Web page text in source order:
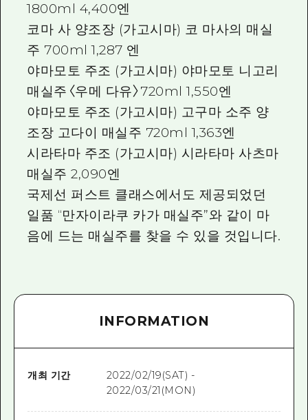
1800ml 4,400엔
코마 사 양조장 (가고시마) 코 마사의 매실
주 700ml 1,287 엔
야마모토 주조 (가고시마) 야마모토 니고리
매실주〈우메 다유〉720ml 1,550엔
야마모토 주조 (가고시마) 고구마 소주 양
조장 고다이 매실주 720ml 1,363엔
시라타마 주조 (가고시마) 시라타마 사츠마
매실주 2,090엔
국제선 퍼스트 클래스에서도 제공되었던
일품 “만자이라쿠 카가 매실주”와 같이 마
음에 드는 매실주를 찾을 수 있을 것입니다.
INFORMATION
개최 기간
2022/02/19(SAT) -
2022/03/21(MON)